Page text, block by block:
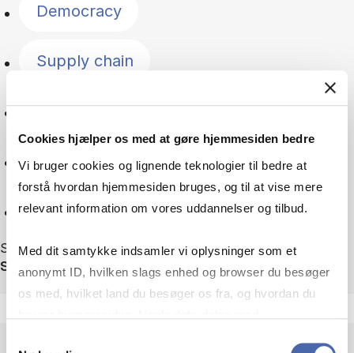
Cookies hjælper os med at gøre hjemmesiden bedre
Vi bruger cookies og lignende teknologier til bedre at
forstå hvordan hjemmesiden bruges, og til at vise mere
relevant information om vores uddannelser og tilbud.
Med dit samtykke indsamler vi oplysninger som et
anonymt ID, hvilken slags enhed og browser du besøger
os med, hvilket land du besøger os fra, og hvordan du
Democracy
Supply chain
Geopolitics
Green transition
Reset
Showing 75 out of 75 news
Sortér efter